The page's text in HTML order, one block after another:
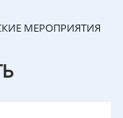
МЕРОПРИЯТИЯ